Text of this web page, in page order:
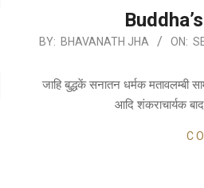
2019-
09
BY: BHAVANATH JHA ON:
जाहि बुद्धकें सनातन धर्मक मतावलम्बी
आदि शंकराचार्यक